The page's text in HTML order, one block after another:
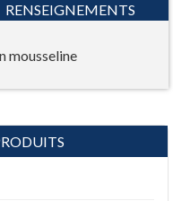
RENSEIGNEMENTS
mousseline